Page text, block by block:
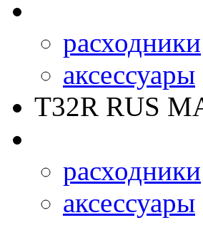
расходники
аксессуары
T32R RUS
расходники
аксессуары